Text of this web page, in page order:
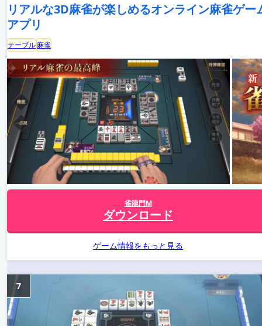
リアルな3D麻雀が楽しめるオンライン麻雀ゲー
アプリ
テーブル麻雀
雀龍門M
ダウンロード
ゲーム情報をもっと見る
7